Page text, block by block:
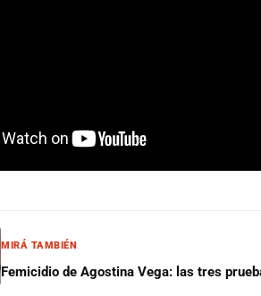
MIRÁ TAMBIÉN
Femicidio de Agostina Vega: las tres